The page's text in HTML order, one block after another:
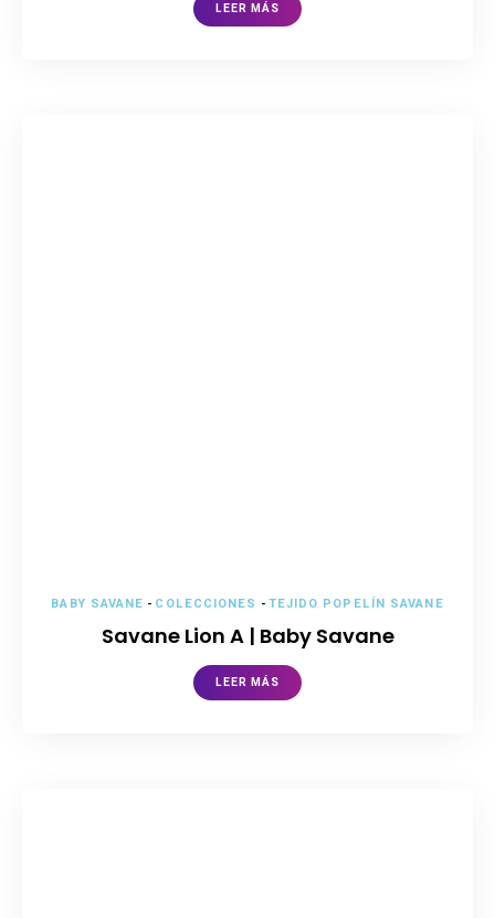
LEER MÁS
BABY SAVANE - COLECCIONES -TEJIDO POPELÍN SAVANE
Savane Lion A | Baby Savane
LEER MÁS